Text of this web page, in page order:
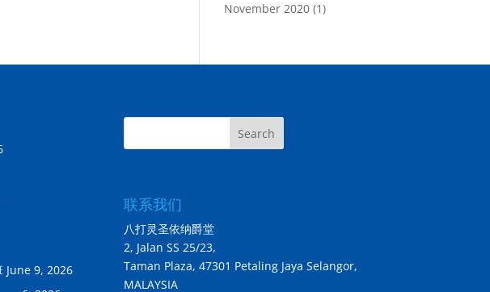
November 2020 (1)
June 9, 2026
Search
联系我们
八打灵圣依纳爵堂
2, Jalan SS 25/23,
Taman Plaza, 47301 Petaling Jaya Selangor,
MALAYSIA